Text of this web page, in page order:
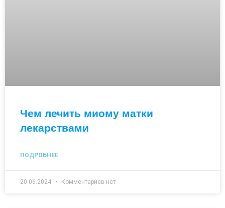
Чем лечить миому матки
лекарствами
ПОДРОБНЕЕ
20.06.2024 Комментариев нет